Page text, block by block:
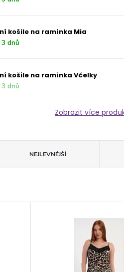
košile na ramínka Mia
3 dnů
košile na ramínka Včelky
3 dnů
Zobrazit více
NEJLEVNĚJŠÍ